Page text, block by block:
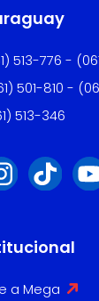
513-776 -
501-810 -
513-346
a Mega